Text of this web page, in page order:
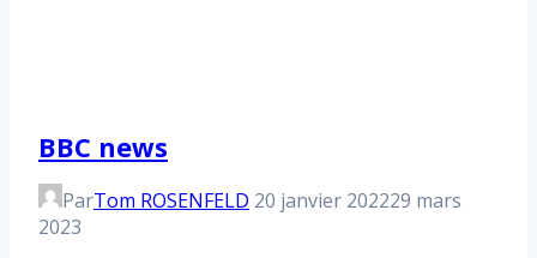
BBC news
ParTom ROSENFELD 20 janvier 202229 mars
2023